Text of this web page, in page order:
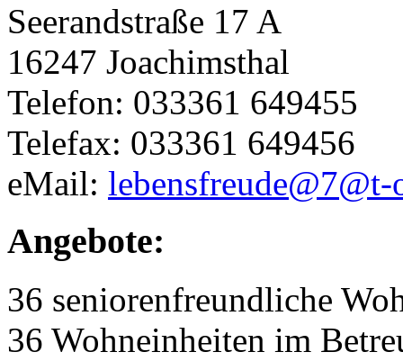
Seerandstraße 17 A
16247 Joachimsthal
Telefon: 033361 649455
Telefax: 033361 649456
eMail:
Angebote:
36 seniorenfreundliche
36 Wohneinheiten im